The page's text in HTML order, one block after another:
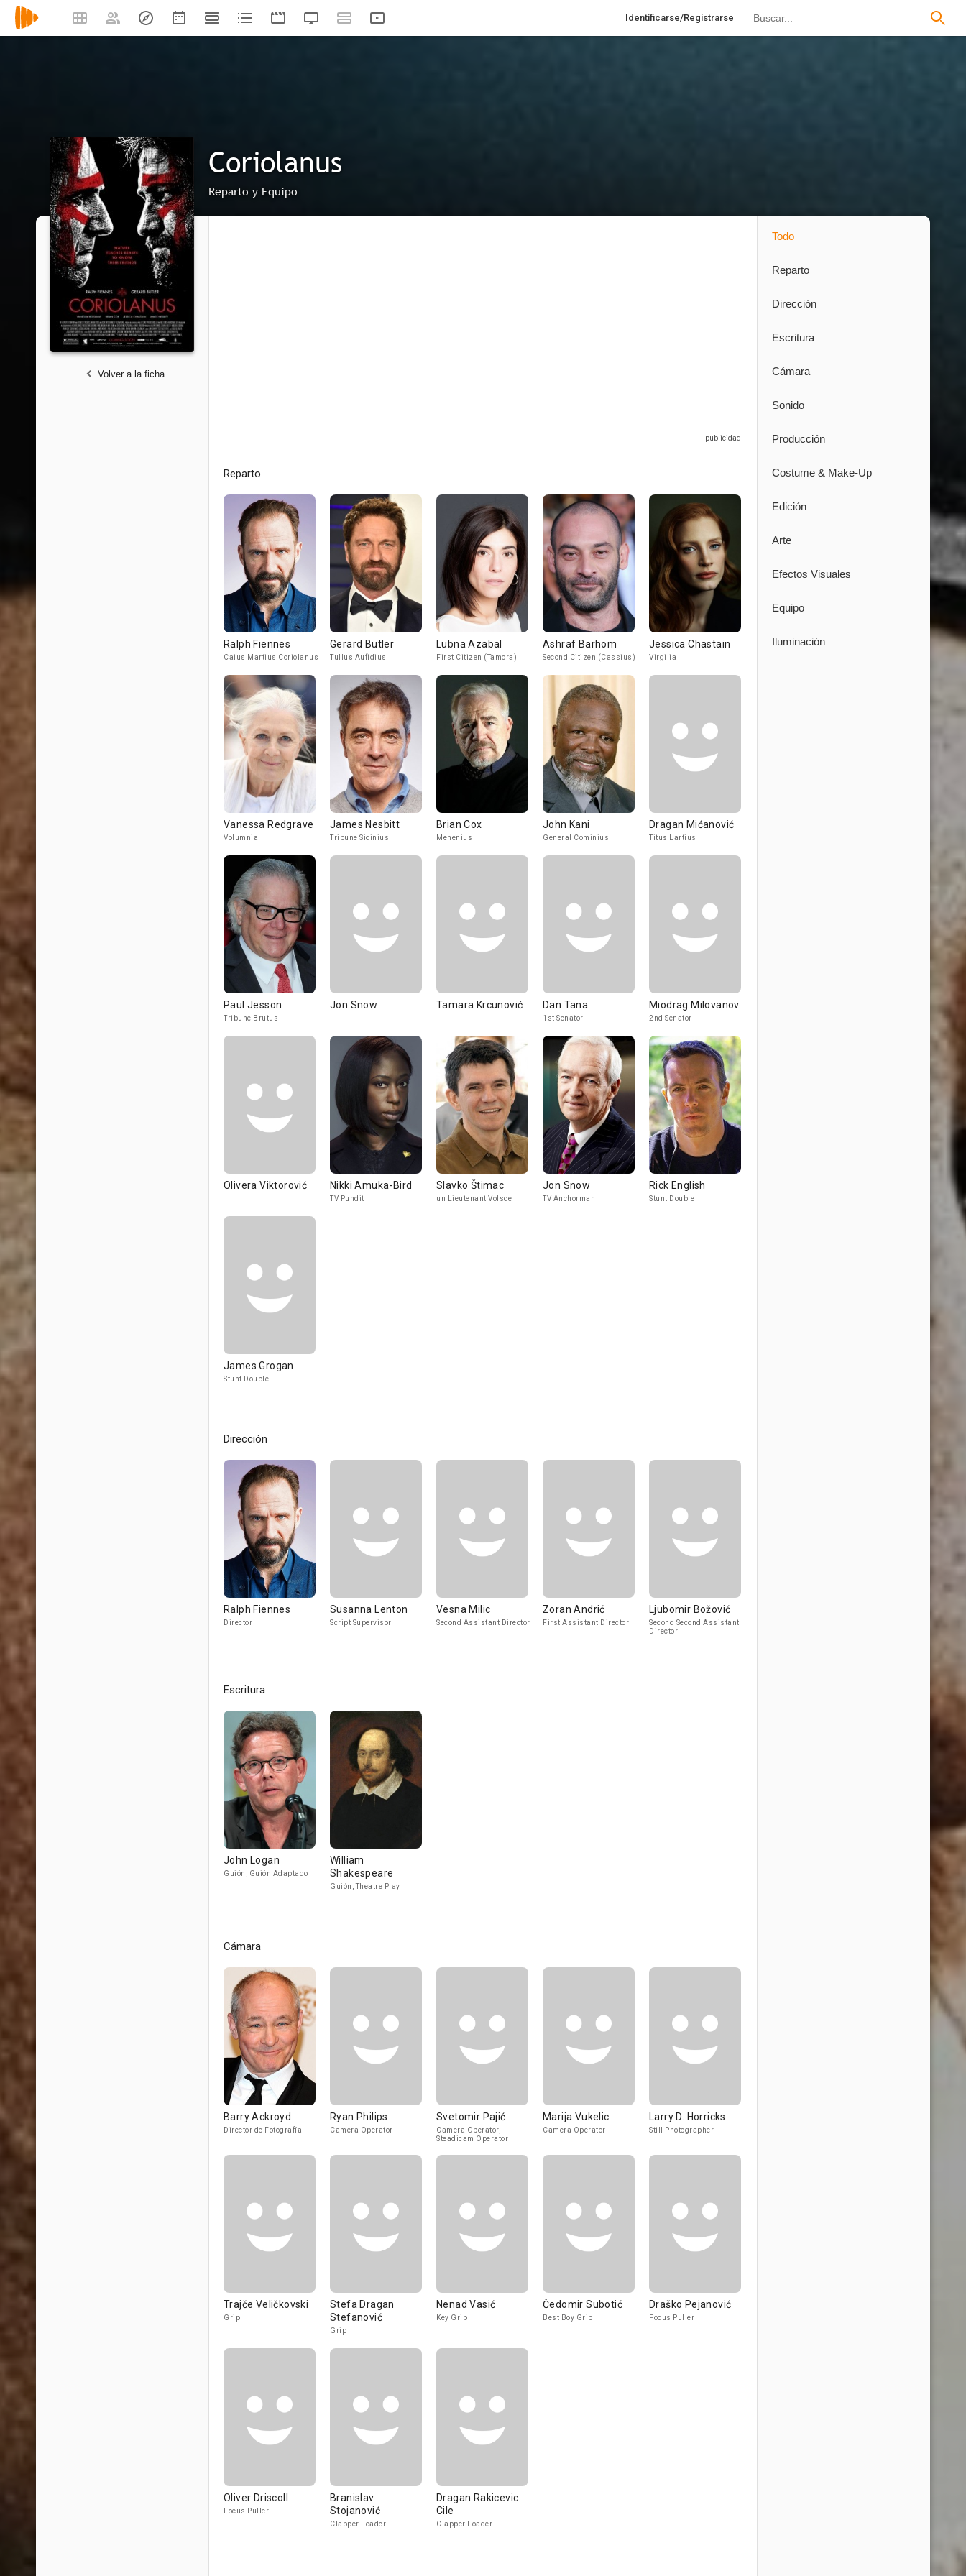
Identificarse/Registrarse
Coriolanus
Reparto y Equipo
Volver a la ficha
Reparto
Ralph Fiennes
Caius Martius Coriolanus
Gerard Butler
Tullus Aufidius
Lubna Azabal
First Citizen (Tamora)
Ashraf Barhom
Second Citizen (Cassius)
Jessica Chastain
Virgilia
Vanessa Redgrave
Volumnia
James Nesbitt
Tribune Sicinius
Brian Cox
Menenius
John Kani
General Cominius
Dragan Mićanović
Titus Lartius
Paul Jesson
Tribune Brutus
Jon Snow Tamara Krcunović Dan Tana
1st Senator
Miodrag Milovanov
2nd Senator
Olivera Viktorović Nikki Amuka-Bird
TV Pundit
Slavko Štimac
un Lieutenant Volsce
Jon Snow
TV Anchorman
Rick English
Stunt Double
James Grogan
Stunt Double
Dirección
Ralph Fiennes
Director
Susanna Lenton
Script Supervisor
Vesna Milic
Second Assistant Director
Zoran Andrić
First Assistant Director
Ljubomir Božović
Second Second Assistant
Director
Escritura
John Logan
Guión, Guión Adaptado
William
Shakespeare
Guión, Theatre Play
Cámara
Barry Ackroyd
Director de Fotografía
Ryan Philips
Camera Operator
Svetomir Pajić
Camera Operator,
Steadicam Operator
Marija Vukelic
Camera Operator
Larry D. Horricks
Still Photographer
Trajče Veličkovski
Grip
Stefa Dragan
Stefanović
Grip
Nenad Vasić
Key Grip
Čedomir Subotić
Best Boy Grip
Draško Pejanović
Focus Puller
Oliver Driscoll
Focus Puller
Branislav
Stojanović
Clapper Loader
Dragan Rakicevic
Cile
Clapper Loader
Todo
Reparto
Dirección
Escritura
Cámara
Sonido
Producción
Costume & Make-Up
Edición
Arte
Efectos Visuales
Equipo
Iluminación